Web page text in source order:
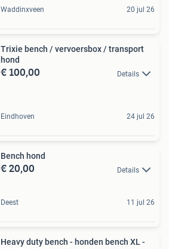
Waddinxveen 20 jul 26
Trixie bench / vervoersbox / transport
hond
€ 100,00 Details
Eindhoven 24 jul 26
Bench hond
€ 20,00 Details
Deest 11 jul 26
Heavy duty bench - honden bench XL -